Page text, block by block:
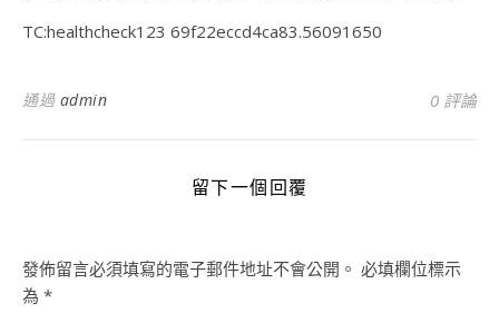
TC:healthcheck123 69f22eccd4ca83.56091650
通過 admin 0 評論
留下一個回覆
發佈留言必須填寫的電子郵件地址不會公開。 必填欄位標示
為 *